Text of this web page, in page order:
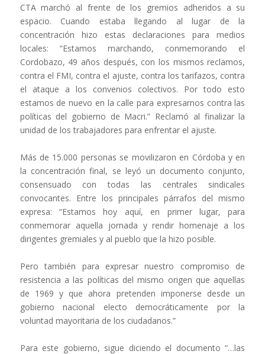
CTA marchó al frente de los gremios adheridos a su
espacio. Cuando estaba llegando al lugar de la
concentración hizo estas declaraciones para medios
locales: “Estamos marchando, conmemorando el
Cordobazo, 49 años después, con los mismos reclamos,
contra el FMI, contra el ajuste, contra los tarifazos, contra
el ataque a los convenios colectivos. Por todo esto
estamos de nuevo en la calle para expresarnos contra las
políticas del gobierno de Macri.” Reclamó al finalizar la
unidad de los trabajadores para enfrentar el ajuste.
Más de 15.000 personas se movilizaron en Córdoba y en
la concentración final, se leyó un documento conjunto,
consensuado con todas las centrales sindicales
convocantes. Entre los principales párrafos del mismo
expresa: “Estamos hoy aquí, en primer lugar, para
conmemorar aquella jornada y rendir homenaje a los
dirigentes gremiales y al pueblo que la hizo posible.
Pero también para expresar nuestro compromiso de
resistencia a las políticas del mismo origen que aquellas
de 1969 y que ahora pretenden imponerse desde un
gobierno nacional electo democráticamente por la
voluntad mayoritaria de los ciudadanos.”
Para este gobierno, sigue diciendo el documento “…las